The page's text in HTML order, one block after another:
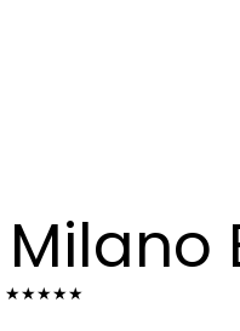
Milano
★★★★★